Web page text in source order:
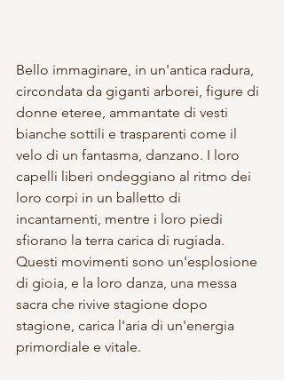
Bello immaginare, in un'antica radura,
circondata da giganti arborei, figure di
donne eteree, ammantate di vesti
bianche sottili e trasparenti come il
velo di un fantasma, danzano. I loro
capelli liberi ondeggiano al ritmo dei
loro corpi in un balletto di
incantamenti, mentre i loro piedi
sfiorano la terra carica di rugiada.
Questi movimenti sono un'esplosione
di gioia, e la loro danza, una messa
sacra che rivive stagione dopo
stagione, carica l'aria di un'energia
primordiale e vitale.